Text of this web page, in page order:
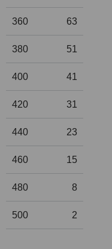
360 63
380 51
400 41
420 31
440 23
460 15
480 8
500 2